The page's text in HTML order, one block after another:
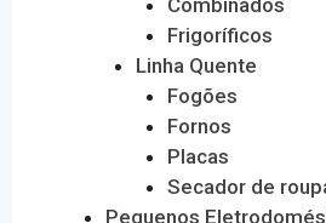
Frigoríficos
Linha Quente
Fogões
Fornos
Placas
Secador de
Pequenos